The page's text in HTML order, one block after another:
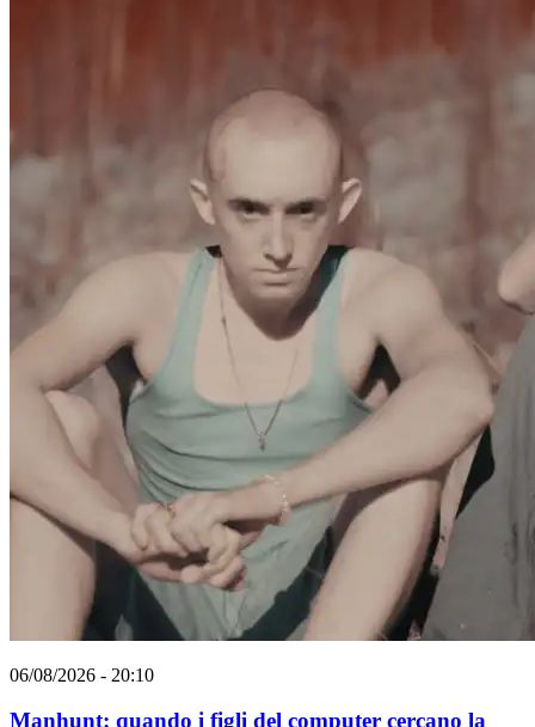
06/08/2026 - 20:10
Manhunt: quando i figli del computer cercano la